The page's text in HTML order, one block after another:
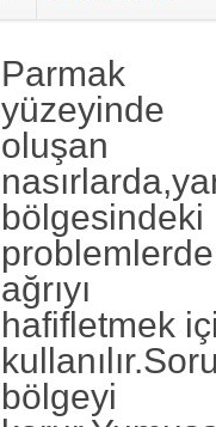
Parmak
yüzeyinde
oluşan
bölgesindeki
problemlerde
ağrıyı
hafifletmek
bölgeyi